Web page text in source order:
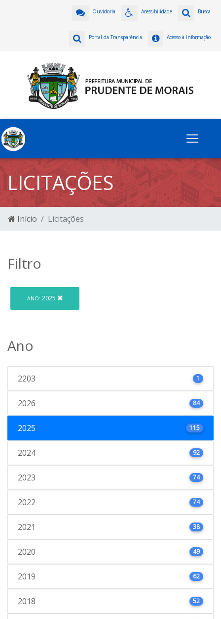
Busca
Acessibilidade
Ouvidoria
Acesso à Informação
Portal da Transparência
LICITAÇÕES
Início Licitações
Filtro
ANO: 2025
Ano
2203 1
2026 84
2025 115
2024 92
2023 74
2022 74
2021 38
2020 49
2019 62
2018 52